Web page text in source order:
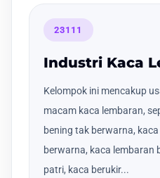
23111
Industri Kaca
Kelompok ini mencakup
macam kaca lembaran,
bening tak berwarna,
berwarna, kaca lembaran
patri, kaca berukir...